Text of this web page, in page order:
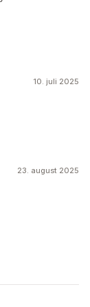
10. juli 2025
23. august 2025